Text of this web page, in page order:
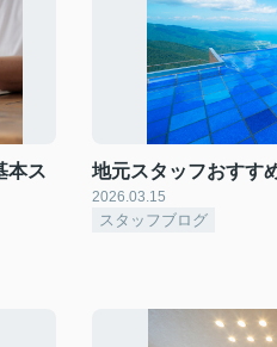
本ス
地元スタッフおすす
2026.03.15
スタッフブログ